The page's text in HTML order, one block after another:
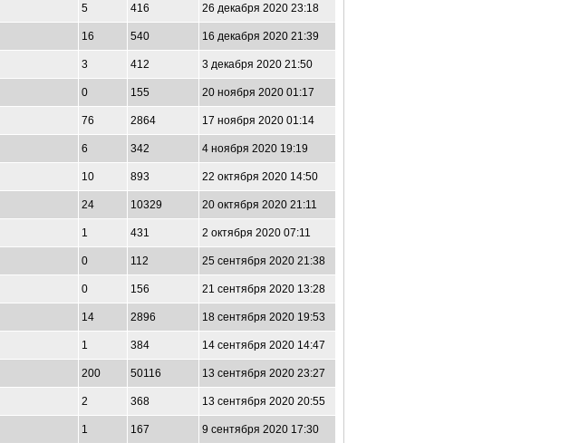
5 416 26 декабря 2020 23:18
16 540 16 декабря 2020 21:39
3 412 3 декабря 2020 21:50
0 155 20 ноября 2020 01:17
76 2864 17 ноября 2020 01:14
6 342 4 ноября 2020 19:19
10 893 22 октября 2020 14:50
24 10329 20 октября 2020 21:11
1 431 2 октября 2020 07:11
0 112 25 сентября 2020 21:38
0 156 21 сентября 2020 13:28
14 2896 18 сентября 2020 19:53
1 384 14 сентября 2020 14:47
200 50116 13 сентября 2020 23:27
2 368 13 сентября 2020 20:55
1 167 9 сентября 2020 17:30